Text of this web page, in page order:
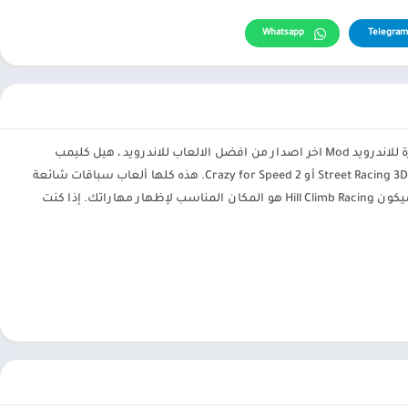
Telegram
Whatsapp
apk من افضل العاب مهكرة للاندرويد Mod اخر اصدار من افضل الالعاب للاندرويد ، هيل كليمب
أو Street Racing 3D أو Crazy for Speed ​​2. هذه كلها ألعاب سباقات شائعة
في المجتمع. لكن السباق لا يتطلب إتقانًا جيدًا للسرعة فحسب ، بل يتطلب أيضًا براعة السائق. سيكون Hill Climb Racing هو المكان المناسب لإظهار مهاراتك. إذا كنت
العمل ، وكسب المال لمساعدة أسرته ذات الدخل المنخفض. في أحد
سباق. رغبًا في كسب الكثير من المال ، بدأ رحلة مليئة بالمصاعب.